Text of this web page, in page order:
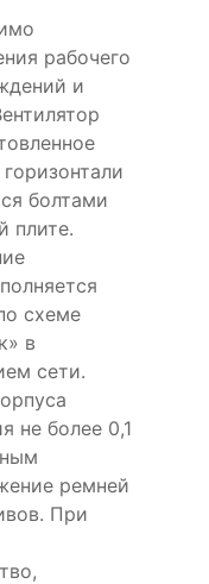
рабочего
и
болтами
плите.
схеме
в
сети.
не более 0,1
ремней
При